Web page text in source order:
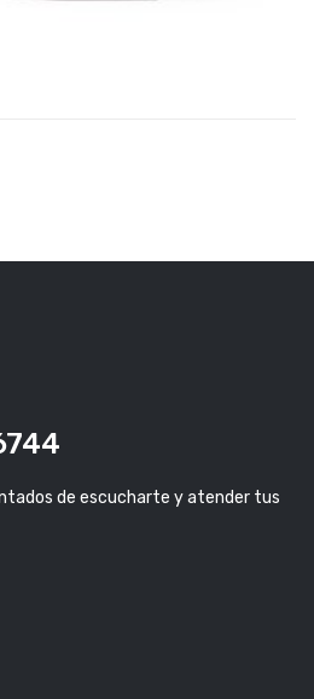
de escucharte y atender tus